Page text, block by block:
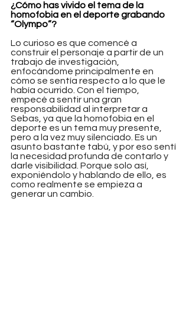
¿Cómo has vivido el tema de la
homofobia en el deporte grabando
“Olympo”?
Lo curioso es que comencé a
construir el personaje a partir de un
trabajo de investigación,
enfocándome principalmente en
cómo se sentía respecto a lo que le
había ocurrido. Con el tiempo,
empecé a sentir una gran
responsabilidad al interpretar a
Sebas, ya que la homofobia en el
deporte es un tema muy presente,
pero a la vez muy silenciado. Es un
asunto bastante tabú, y por eso sentí
la necesidad profunda de contarlo y
darle visibilidad. Porque solo así,
exponiéndolo y hablando de ello, es
como realmente se empieza a
generar un cambio.